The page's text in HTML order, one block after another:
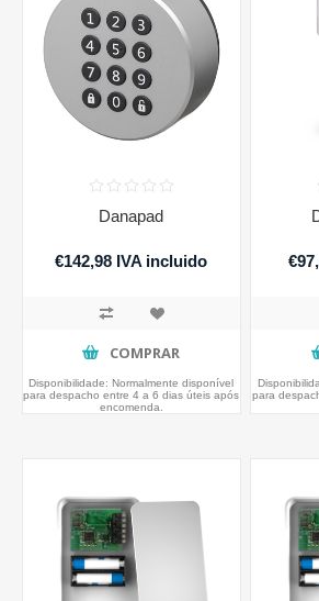
Danapad
€142,98 IVA incluido
COMPRAR
Disponibilidade: Normalmente disponível
para despacho entre 4 a 6 dias úteis após
encomenda.
para